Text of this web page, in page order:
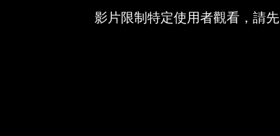
影片限制特定使用者觀看，請先